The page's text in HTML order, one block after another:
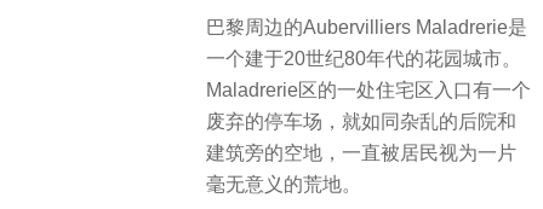
巴黎周边的Aubervilliers Maladrerie是
一个建于20世纪80年代的花园城市。
Maladrerie区的一处住宅区入口有一个
废弃的停车场，就如同杂乱的后院和
建筑旁的空地，一直被居民视为一片
毫无意义的荒地。